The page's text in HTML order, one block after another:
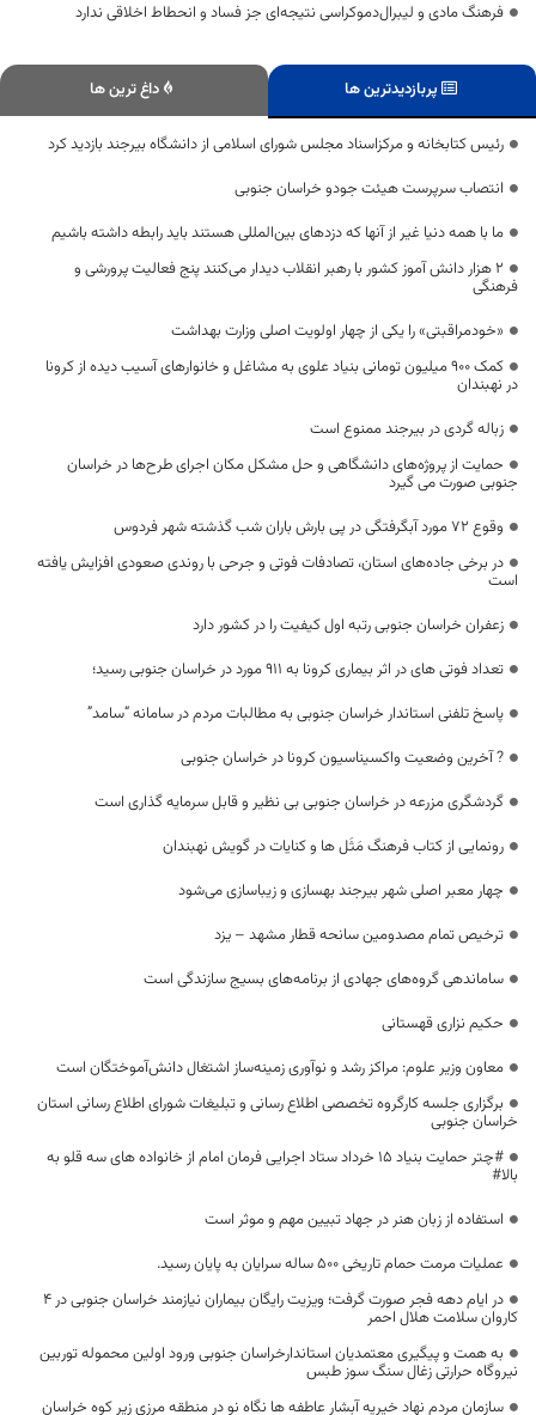
فرهنگ مادی و لیبرال‌دموکراسی نتیجه‌ای جز فساد و انحطاط اخلاقی ندارد
پربازدیدترین ها داغ ترین ها
رئیس کتابخانه و مرکزاسناد مجلس شورای اسلامی از دانشگاه بیرجند بازدید کرد
انتصاب سرپرست هیئت جودو خراسان جنوبی
ما با همه دنیا غیر از آنها که دزدهای بین‌المللی هستند باید رابطه داشته باشیم
۲ هزار دانش آموز کشور با رهبر انقلاب دیدار می‌کنند پنج فعالیت پرورشی و
فرهنگی
«خودمراقبتی» را یکی از چهار اولویت اصلی وزارت بهداشت
کمک 900 میلیون تومانی بنیاد علوی به مشاغل و خانوارهای آسیب دیده از کرونا
در نهبندان
زباله گردی در بیرجند ممنوع است
حمایت از پروژه‌های دانشگاهی و حل مشکل مکان اجرای طرح‌ها در خراسان
جنوبی صورت می گیرد
وقوع ۷۲ مورد آبگرفتگی در پی بارش باران شب گذشته شهر فردوس
در برخی جاده‌های استان، تصادفات فوتی و جرحی با روندی صعودی افزایش یافته
است
زعفران خراسان جنوبی رتبه اول کیفیت را در کشور دارد
تعداد فوتی های در اثر بیماری کرونا به 911 مورد در خراسان جنوبی رسید؛
پاسخ تلفنی استاندار خراسان جنوبی به مطالبات مردم در سامانه “سامد”
? آخرین وضعیت واکسیناسیون کرونا در خراسان جنوبی
گردشگری مزرعه در خراسان جنوبی بی نظیر و قابل سرمایه گذاری است
رونمایی از کتاب فرهنگ مَثَل ها و کنایات در گویش نهبندان
چهار معبر اصلی شهر بیرجند بهسازی و زیباسازی می‌شود
ترخیص تمام مصدومین سانحه قطار مشهد – یزد
ساماندهی گروه‌های جهادی از برنامه‌های بسیج سازندگی است
حکیم نزاری قهستانی
معاون وزیر علوم: مراکز رشد و نوآوری زمینه‌ساز اشتغال دانش‌آموختگان است
برگزاری جلسه کارگروه تخصصی اطلاع رسانی و تبلیغات شورای اطلاع رسانی استان
خراسان جنوبی
#چتر حمایت بنیاد ۱۵ خرداد ستاد اجرایی فرمان امام از خانواده های سه قلو به
بالا#
استفاده از زبان هنر در جهاد تبیین مهم‌ و موثر است
عملیات مرمت حمام تاریخی ۵۰۰ ساله سرایان به پایان رسید.
در ایام دهه فجر صورت گرفت؛ ویزیت رایگان بیماران نیازمند خراسان جنوبی در ۴
کاروان سلامت هلال احمر
به همت و پیگیری معتمدیان استاندارخراسان جنوبی ورود اولین محموله توربین
نیروگاه حرارتی زغال سنگ سوز طبس
سازمان مردم نهاد خیریه آبشار عاطفه ها نگاه نو در منطقه مرزی زیر کوه خراسان